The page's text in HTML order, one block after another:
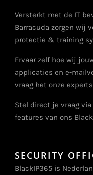
Versterkt met de IT
Barracuda zorgen wij
protectie & training
Ervaar zelf hoe wij
applicaties en e-
vraag het onze
Stel direct je vraag
features van ons
SECURITY
BlackIP365 is